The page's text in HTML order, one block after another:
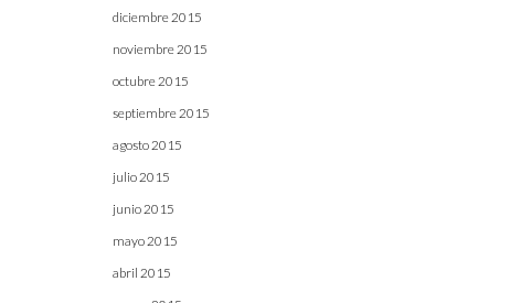
diciembre 2015
noviembre 2015
octubre 2015
septiembre 2015
agosto 2015
julio 2015
junio 2015
mayo 2015
abril 2015